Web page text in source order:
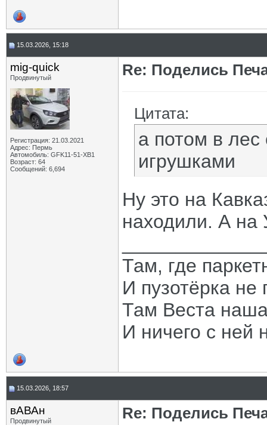
15.03.2026, 15:18
mig-quick
Продвинутый
Регистрация: 21.03.2021
Адрес: Пермь
Автомобиль: GFK11-51-ХВ1
Возраст: 64
Сообщений: 6,694
Re: Поделись
Цитата:
а потом в лес
игрушками
Ну это на
находили. А на
Там, где
И пузотёрка не
Там Веста
И ничего с ней
15.03.2026, 18:57
вАВАн
Продвинутый Re: Поделись